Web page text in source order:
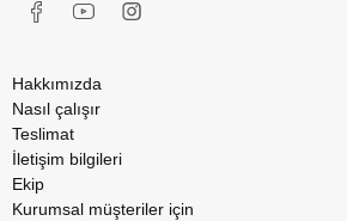
Hakkımızda
Nasıl çalışır
Teslimat
İletişim bilgileri
Ekip
Kurumsal müşteriler için